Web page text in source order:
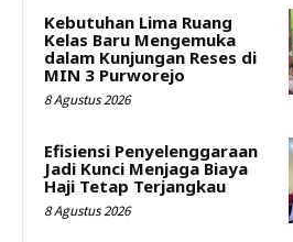
Kebutuhan Lima Ruang
Kelas Baru Mengemuka
dalam Kunjungan Reses di
MIN 3 Purworejo
8 Agustus 2026
Efisiensi Penyelenggaraan
Jadi Kunci Menjaga Biaya
Haji Tetap Terjangkau
8 Agustus 2026